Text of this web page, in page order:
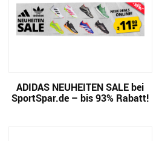
ADIDAS NEUHEITEN SALE bei
SportSpar.de – bis 93% Rabatt!